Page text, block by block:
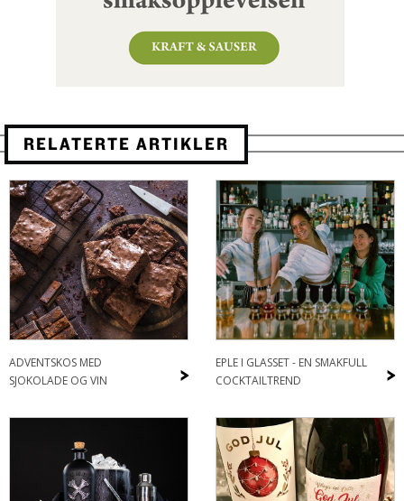
RELATERTE ARTIKLER
>
ADVENTSKOS MED
SJOKOLADE OG VIN
>
EPLE I GLASSET - EN SMAKFULL
COCKTAILTREND